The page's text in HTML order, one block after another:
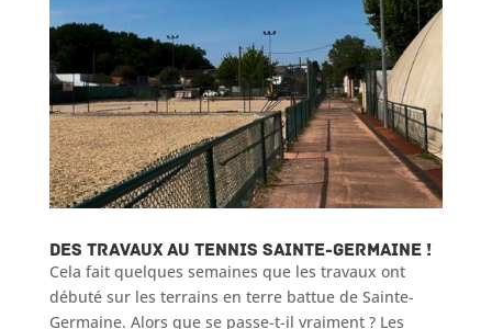
Des travaux au tennis Sainte-Germaine !
Cela fait quelques semaines que les travaux ont
débuté sur les terrains en terre battue de Sainte-
Germaine. Alors que se passe-t-il vraiment ? Les